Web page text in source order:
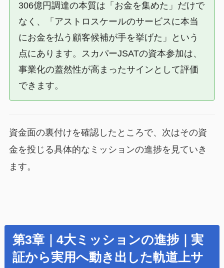
306億円調達の本質は「お金を集めた」だけで
なく、「アストロスケールのサービスに本当
にお金を払う顧客候補が手を挙げた」という
点にあります。スカパーJSATの資本参加は、
事業化の蓋然性が高まったサインとして評価
できます。
資金面の裏付けを確認したところで、次はその資
金を投じる具体的なミッションの進捗を見ていき
ます。
第3章｜4大ミッションの進捗｜実
証から実用へ動き出した軌道上サ